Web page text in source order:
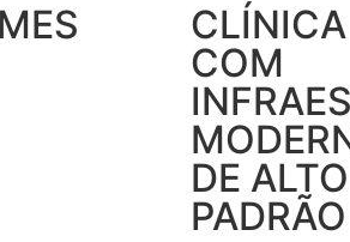
CLÍNICA
COM
DE ALTO
PADRÃO